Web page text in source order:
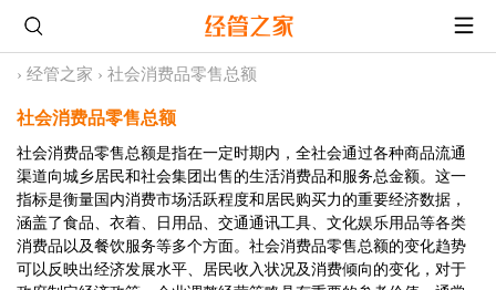
› 经管之家 › 社会消费品零售总额
社会消费品零售总额
社会消费品零售总额是指在一定时期内，全社会通过各种商品流通
渠道向城乡居民和社会集团出售的生活消费品和服务总金额。这一
指标是衡量国内消费市场活跃程度和居民购买力的重要经济数据，
涵盖了食品、衣着、日用品、交通通讯工具、文化娱乐用品等各类
消费品以及餐饮服务等多个方面。社会消费品零售总额的变化趋势
可以反映出经济发展水平、居民收入状况及消费倾向的变化，对于